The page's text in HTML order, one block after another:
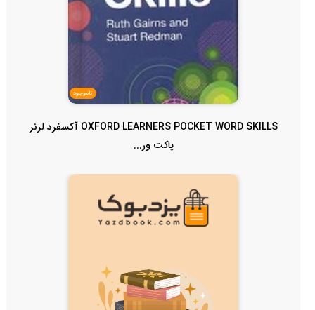
ناموجود
OXFORD LEARNERS POCKET WORD SKILLS آکسفرد لرنر
پاکت ور...